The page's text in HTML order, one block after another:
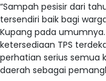
“Sampah pesisir dari
tersendiri baik bagi
Kupang pada
ketersediaan TPS
perhatian serius semua
daerah sebagai